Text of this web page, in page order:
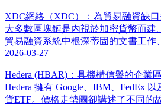
XDC網絡（XDC）：為貿易融資缺
大多數區塊鏈是內視於加密貨幣而建
貿易融資系統中根深蒂固的文書工作
2026-03-27
Hedera (HBAR)：具機構信譽的企業
Hedera 擁有 Google、IBM、FedEx
貨ETF。價格走勢圖卻講述了不同的